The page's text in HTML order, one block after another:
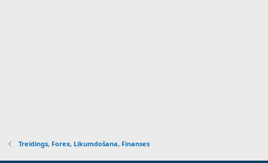
Treidings, Forex, Likumdošana, Finanses